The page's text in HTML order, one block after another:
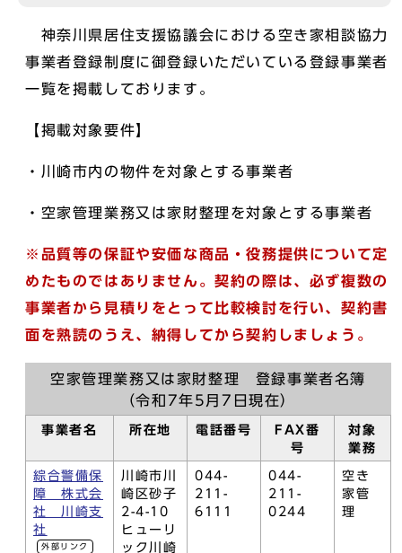
神奈川県居住支援協議会における空き家相談協力
事業者登録制度に御登録いただいている登録事業者
一覧を掲載しております。
【掲載対象要件】
・川崎市内の物件を対象とする事業者
・空家管理業務又は家財整理を対象とする事業者
※品質等の保証や安価な商品・役務提供について定
めたものではありません。契約の際は、必ず複数の
事業者から見積りをとって比較検討を行い、契約書
面を熟読のうえ、納得してから契約しましょう。
空家管理業務又は家財整理 登録事業者名簿
（令和7年5月7日現在）
事業者名 所在地 電話番号
FAX番
号
対象
業務
綜合警備保
障 株式会
社 川崎支
社
外部リンク
川崎市川
崎区砂子
2-4-10
ヒューリ
ック川崎
044-
211-
6111
044-
211-
0244
空き
家管
理